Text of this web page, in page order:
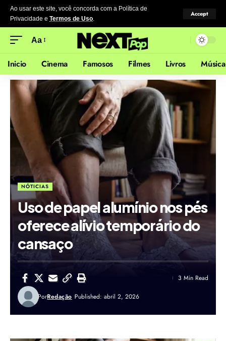
Ao usar este site, você concorda com a Política de
Privacidade e Termos de Uso.
Accept
Aa
Inicio Cinema Famosos Filmes Livros Música
NÓTICIAS
Uso de papel alumínio nos pés
oferece alívio temporário do
cansaço
PorRedação Published: abril 2, 2026
3 Min Read